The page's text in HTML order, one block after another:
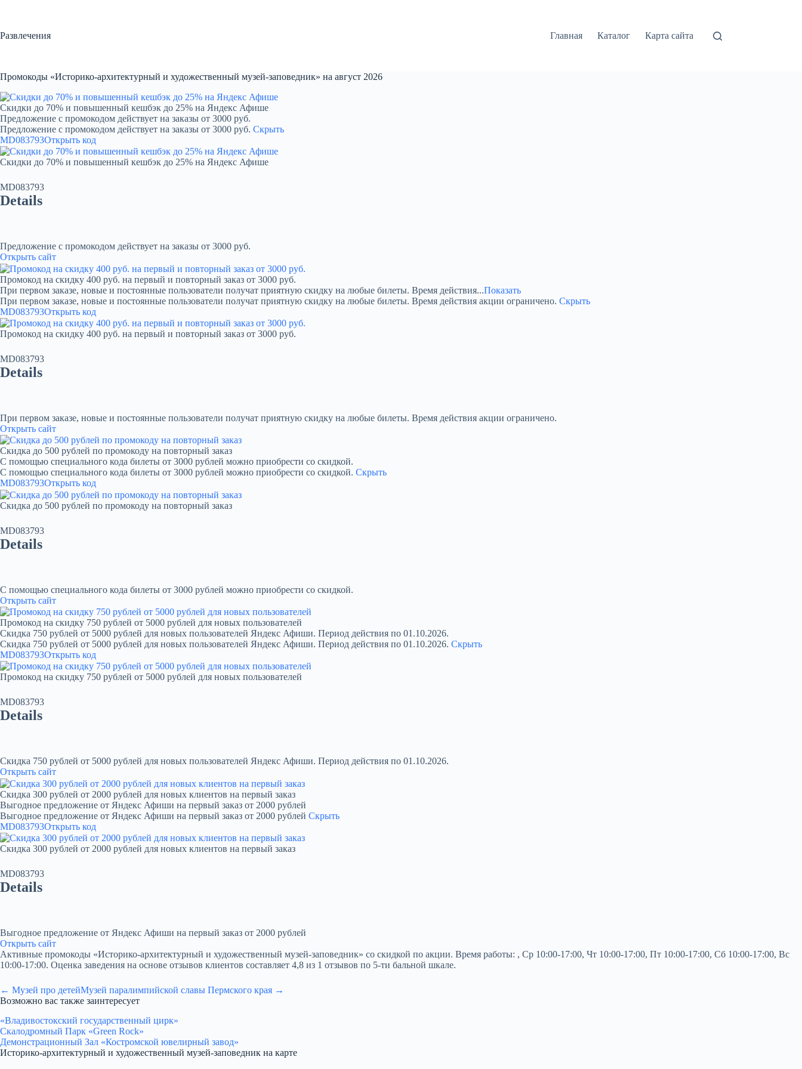
Развлечения
Главная Каталог Карта сайта
Промокоды «Историко-архитектурный и художественный музей-заповедник» на август 2026
Скидки до 70% и повышенный кешбэк до 25% на Яндекс Афише
Предложение с промокодом действует на заказы от 3000 руб.
Предложение с промокодом действует на заказы от 3000 руб. Скрыть
MD083793Открыть код
Скидки до 70% и повышенный кешбэк до 25% на Яндекс Афише
MD083793
Details
Предложение с промокодом действует на заказы от 3000 руб.
Открыть сайт
Промокод на скидку 400 руб. на первый и повторный заказ от 3000 руб.
При первом заказе, новые и постоянные пользователи получат приятную скидку на любые билеты. Время действия...Показать
При первом заказе, новые и постоянные пользователи получат приятную скидку на любые билеты. Время действия акции ограничено. Скрыть
MD083793Открыть код
Промокод на скидку 400 руб. на первый и повторный заказ от 3000 руб.
MD083793
Details
При первом заказе, новые и постоянные пользователи получат приятную скидку на любые билеты. Время действия акции ограничено.
Открыть сайт
Скидка до 500 рублей по промокоду на повторный заказ
С помощью специального кода билеты от 3000 рублей можно приобрести со скидкой.
С помощью специального кода билеты от 3000 рублей можно приобрести со скидкой. Скрыть
MD083793Открыть код
Скидка до 500 рублей по промокоду на повторный заказ
MD083793
Details
С помощью специального кода билеты от 3000 рублей можно приобрести со скидкой.
Открыть сайт
Промокод на скидку 750 рублей от 5000 рублей для новых пользователей
Скидка 750 рублей от 5000 рублей для новых пользователей Яндекс Афиши. Период действия по 01.10.2026.
Скидка 750 рублей от 5000 рублей для новых пользователей Яндекс Афиши. Период действия по 01.10.2026. Скрыть
MD083793Открыть код
Промокод на скидку 750 рублей от 5000 рублей для новых пользователей
MD083793
Details
Скидка 750 рублей от 5000 рублей для новых пользователей Яндекс Афиши. Период действия по 01.10.2026.
Открыть сайт
Скидка 300 рублей от 2000 рублей для новых клиентов на первый заказ
Выгодное предложение от Яндекс Афиши на первый заказ от 2000 рублей
Выгодное предложение от Яндекс Афиши на первый заказ от 2000 рублей Скрыть
MD083793Открыть код
Скидка 300 рублей от 2000 рублей для новых клиентов на первый заказ
MD083793
Details
Выгодное предложение от Яндекс Афиши на первый заказ от 2000 рублей
Открыть сайт
Активные промокоды «Историко-архитектурный и художественный музей-заповедник» со скидкой по акции. Время работы: , Ср 10:00-17:00, Чт 10:00-17:00, Пт 10:00-17:00, Сб 10:00-17:00, Вс
10:00-17:00. Оценка заведения на основе отзывов клиентов составляет 4,8 из 1 отзывов по 5-ти бальной шкале.
← Музей про детейМузей паралимпийской славы Пермского края →
Возможно вас также заинтересует
«Владивостокский государственный цирк»
Скалодромный Парк «Green Rock»
Демонстрационный Зал «Костромской ювелирный завод»
Историко-архитектурный и художественный музей-заповедник на карте